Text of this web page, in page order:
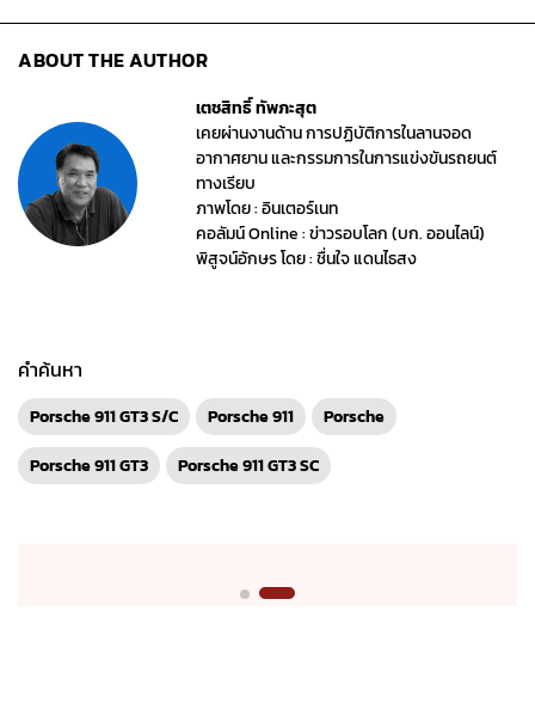
ABOUT THE AUTHOR
เตชสิทธิ์ ทัพภะสุต
เคยผ่านงานด้าน การปฏิบัติการในลานจอด
อากาศยาน และกรรมการในการแข่งขันรถยนต์
ทางเรียบ
ภาพโดย : อินเตอร์เนท
คอลัมน์ Online : ข่าวรอบโลก (บก. ออนไลน์)
พิสูจน์อักษร โดย : ชื่นใจ แดนไธสง
คำค้นหา
Porsche 911 GT3 S/C Porsche 911
Porsche
Porsche 911 GT3
Porsche 911 GT3 SC